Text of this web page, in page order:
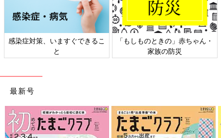
のストーリ―』（幻冬舎）がある。
感染症対策、いますぐできるこ
と
「もしものときの」赤ちゃん・
家族の防災
最新号